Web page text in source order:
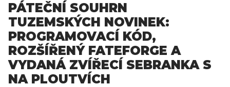
PÁTEČNÍ SOUHRN
TUZEMSKÝCH NOVINEK:
PROGRAMOVACÍ KÓD,
ROZŠÍŘENÝ FATEFORGE A
VYDANÁ ZVÍŘECÍ SEBRANKA S
NA PLOUTVÍCH